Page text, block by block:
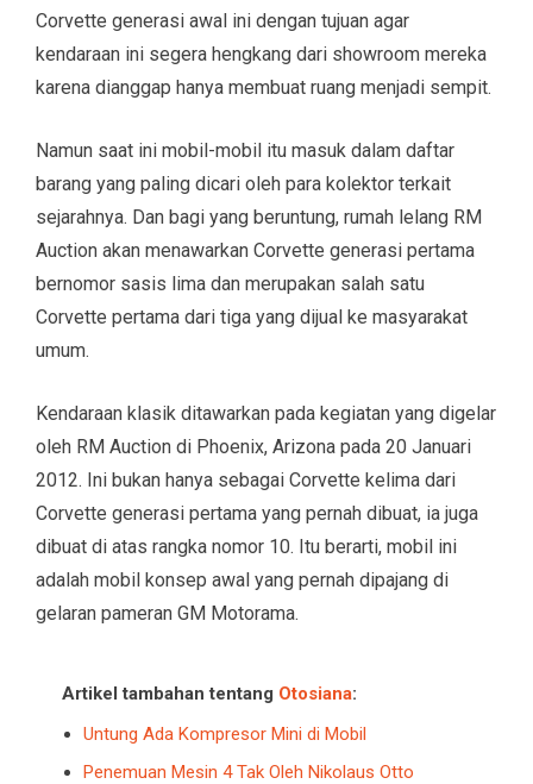
Corvette generasi awal ini dengan tujuan agar
kendaraan ini segera hengkang dari showroom mereka
karena dianggap hanya membuat ruang menjadi sempit.
Namun saat ini mobil-mobil itu masuk dalam daftar
barang yang paling dicari oleh para kolektor terkait
sejarahnya. Dan bagi yang beruntung, rumah lelang RM
Auction akan menawarkan Corvette generasi pertama
bernomor sasis lima dan merupakan salah satu
Corvette pertama dari tiga yang dijual ke masyarakat
umum.
Kendaraan klasik ditawarkan pada kegiatan yang digelar
oleh RM Auction di Phoenix, Arizona pada 20 Januari
2012. Ini bukan hanya sebagai Corvette kelima dari
Corvette generasi pertama yang pernah dibuat, ia juga
dibuat di atas rangka nomor 10. Itu berarti, mobil ini
adalah mobil konsep awal yang pernah dipajang di
gelaran pameran GM Motorama.
Artikel tambahan tentang Otosiana:
Untung Ada Kompresor Mini di Mobil
Penemuan Mesin 4 Tak Oleh Nikolaus Otto